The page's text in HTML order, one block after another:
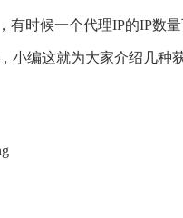
有时候一个代理IP的IP数
小编这就为大家介绍几种